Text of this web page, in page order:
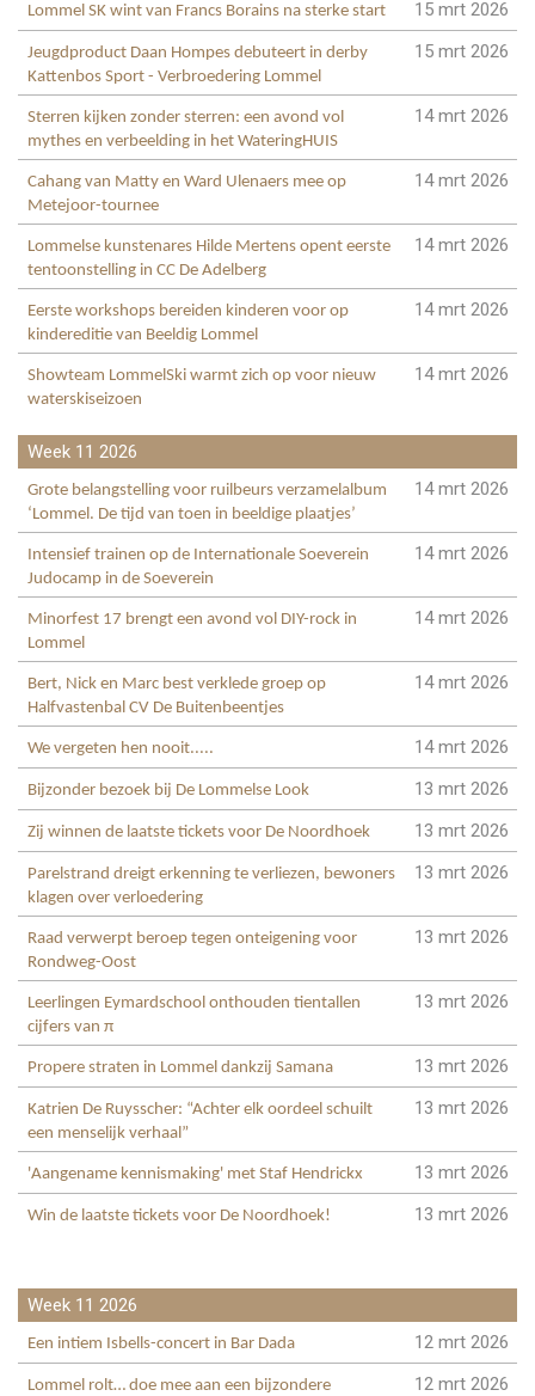
Lommel SK wint van Francs Borains na sterke start 15 mrt 2026
Jeugdproduct Daan Hompes debuteert in derby
Kattenbos Sport - Verbroedering Lommel
15 mrt 2026
Sterren kijken zonder sterren: een avond vol
mythes en verbeelding in het WateringHUIS
14 mrt 2026
Cahang van Matty en Ward Ulenaers mee op
Metejoor-tournee
14 mrt 2026
Lommelse kunstenares Hilde Mertens opent eerste
tentoonstelling in CC De Adelberg
14 mrt 2026
Eerste workshops bereiden kinderen voor op
kindereditie van Beeldig Lommel
14 mrt 2026
Showteam LommelSki warmt zich op voor nieuw
waterskiseizoen
14 mrt 2026
Week 11 2026
Grote belangstelling voor ruilbeurs verzamelalbum
‘Lommel. De tijd van toen in beeldige plaatjes’
14 mrt 2026
Intensief trainen op de Internationale Soeverein
Judocamp in de Soeverein
14 mrt 2026
Minorfest 17 brengt een avond vol DIY-rock in
Lommel
14 mrt 2026
Bert, Nick en Marc best verklede groep op
Halfvastenbal CV De Buitenbeentjes
14 mrt 2026
We vergeten hen nooit..... 14 mrt 2026
Bijzonder bezoek bij De Lommelse Look 13 mrt 2026
Zij winnen de laatste tickets voor De Noordhoek 13 mrt 2026
Parelstrand dreigt erkenning te verliezen, bewoners
klagen over verloedering
13 mrt 2026
Raad verwerpt beroep tegen onteigening voor
Rondweg-Oost
13 mrt 2026
Leerlingen Eymardschool onthouden tientallen
cijfers van π
13 mrt 2026
Propere straten in Lommel dankzij Samana 13 mrt 2026
Katrien De Ruysscher: “Achter elk oordeel schuilt
een menselijk verhaal”
13 mrt 2026
'Aangename kennismaking' met Staf Hendrickx 13 mrt 2026
Win de laatste tickets voor De Noordhoek! 13 mrt 2026
Week 11 2026
Een intiem Isbells-concert in Bar Dada 12 mrt 2026
Lommel rolt… doe mee aan een bijzondere
12 mrt 2026